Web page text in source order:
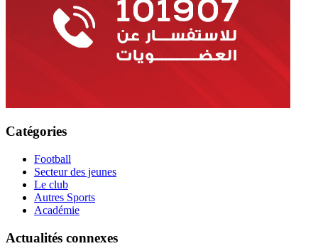
Catégories
Football
Secteur des jeunes
Le club
Autres Sports
Académie
Actualités connexes